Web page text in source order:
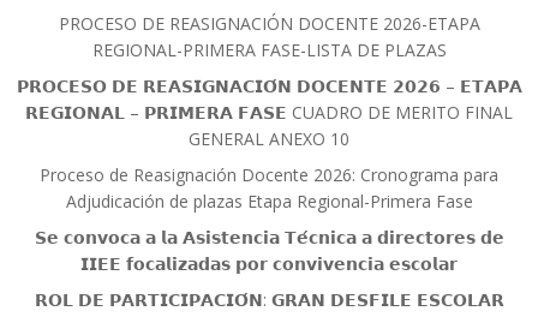
PROCESO DE REASIGNACIÓN DOCENTE 2026-ETAPA
REGIONAL-PRIMERA FASE-LISTA DE PLAZAS
𝗣𝗥𝗢𝗖𝗘𝗦𝗢 𝗗𝗘 𝗥𝗘𝗔𝗦𝗜𝗚𝗡𝗔𝗖𝗜𝗢́𝗡 𝗗𝗢𝗖𝗘𝗡𝗧𝗘 𝟮𝟬𝟮𝟲 – 𝗘𝗧𝗔𝗣𝗔
𝗥𝗘𝗚𝗜𝗢𝗡𝗔𝗟 – 𝗣𝗥𝗜𝗠𝗘𝗥𝗔 𝗙𝗔𝗦𝗘 CUADRO DE MERITO FINAL
GENERAL ANEXO 10
Proceso de Reasignación Docente 2026: Cronograma para
Adjudicación de plazas Etapa Regional-Primera Fase
𝗦𝗲 𝗰𝗼𝗻𝘃𝗼𝗰𝗮 𝗮 𝗹𝗮 𝗔𝘀𝗶𝘀𝘁𝗲𝗻𝗰𝗶𝗮 𝗧𝗲́𝗰𝗻𝗶𝗰𝗮 𝗮 𝗱𝗶𝗿𝗲𝗰𝘁𝗼𝗿𝗲𝘀 𝗱𝗲
𝗜𝗜𝗘𝗘 𝗳𝗼𝗰𝗮𝗹𝗶𝘇𝗮𝗱𝗮𝘀 𝗽𝗼𝗿 𝗰𝗼𝗻𝘃𝗶𝘃𝗲𝗻𝗰𝗶𝗮 𝗲𝘀𝗰𝗼𝗹𝗮𝗿
𝗥𝗢𝗟 𝗗𝗘 𝗣𝗔𝗥𝗧𝗜𝗖𝗜𝗣𝗔𝗖𝗜𝗢́𝗡: 𝗚𝗥𝗔𝗡 𝗗𝗘𝗦𝗙𝗜𝗟𝗘 𝗘𝗦𝗖𝗢𝗟𝗔𝗥